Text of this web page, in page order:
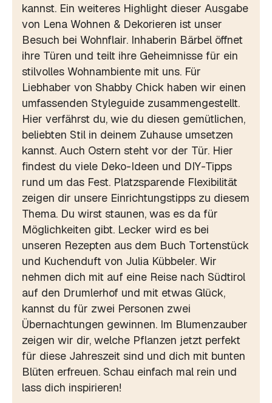
kannst. Ein weiteres Highlight dieser Ausgabe
von Lena Wohnen & Dekorieren ist unser
Besuch bei Wohnflair. Inhaberin Bärbel öffnet
ihre Türen und teilt ihre Geheimnisse für ein
stilvolles Wohnambiente mit uns. Für
Liebhaber von Shabby Chick haben wir einen
umfassenden Styleguide zusammengestellt.
Hier verfährst du, wie du diesen gemütlichen,
beliebten Stil in deinem Zuhause umsetzen
kannst. Auch Ostern steht vor der Tür. Hier
findest du viele Deko-Ideen und DIY-Tipps
rund um das Fest. Platzsparende Flexibilität
zeigen dir unsere Einrichtungstipps zu diesem
Thema. Du wirst staunen, was es da für
Möglichkeiten gibt. Lecker wird es bei
unseren Rezepten aus dem Buch Tortenstück
und Kuchenduft von Julia Kübbeler. Wir
nehmen dich mit auf eine Reise nach Südtirol
auf den Drumlerhof und mit etwas Glück,
kannst du für zwei Personen zwei
Übernachtungen gewinnen. Im Blumenzauber
zeigen wir dir, welche Pflanzen jetzt perfekt
für diese Jahreszeit sind und dich mit bunten
Blüten erfreuen. Schau einfach mal rein und
lass dich inspirieren!